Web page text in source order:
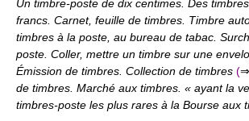
Un timbre-poste de dix centimes. Des
francs. Carnet, feuille de timbres. Timbre
timbres à la poste, au bureau de tabac.
poste. Coller, mettre un timbre sur une
Émission de timbres. Collection de timbres (⇒
de timbres. Marché aux timbres. « ayant la
timbres-poste les plus rares à la Bourse aux